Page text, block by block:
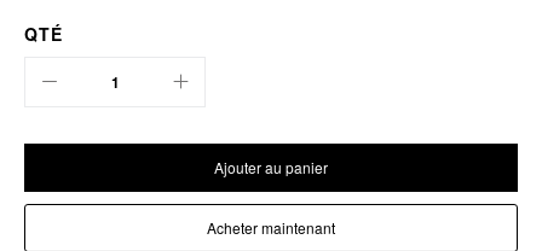
QTÉ
Ajouter au panier
Acheter maintenant